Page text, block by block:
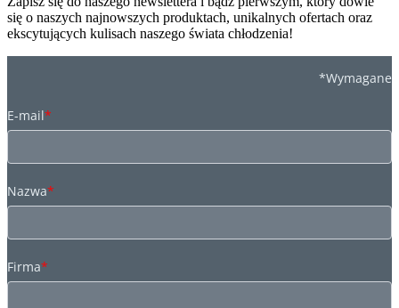
się o naszych najnowszych produktach, unikalnych ofertach oraz
ekscytujących kulisach naszego świata chłodzenia!
*Wymagane
E-mail*
Nazwa*
Firma*